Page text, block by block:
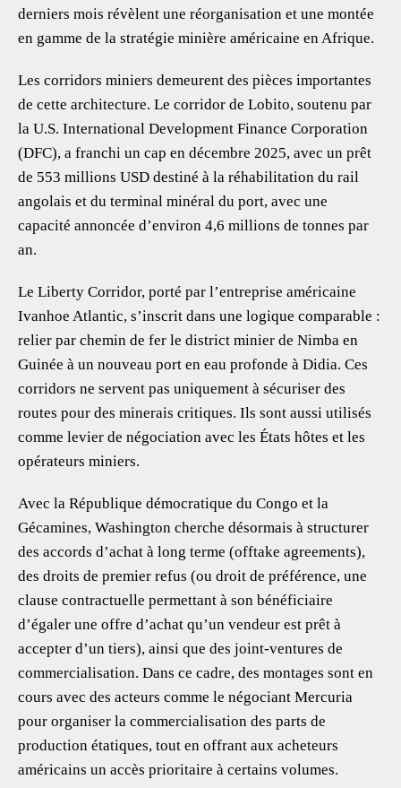
derniers mois révèlent une réorganisation et une montée
en gamme de la stratégie minière américaine en Afrique.
Les corridors miniers demeurent des pièces importantes
de cette architecture. Le corridor de Lobito, soutenu par
la U.S. International Development Finance Corporation
(DFC), a franchi un cap en décembre 2025, avec un prêt
de 553 millions USD destiné à la réhabilitation du rail
angolais et du terminal minéral du port, avec une
capacité annoncée d’environ 4,6 millions de tonnes par
an.
Le Liberty Corridor, porté par l’entreprise américaine
Ivanhoe Atlantic, s’inscrit dans une logique comparable :
relier par chemin de fer le district minier de Nimba en
Guinée à un nouveau port en eau profonde à Didia. Ces
corridors ne servent pas uniquement à sécuriser des
routes pour des minerais critiques. Ils sont aussi utilisés
comme levier de négociation avec les États hôtes et les
opérateurs miniers.
Avec la République démocratique du Congo et la
Gécamines, Washington cherche désormais à structurer
des accords d’achat à long terme (offtake agreements),
des droits de premier refus (ou droit de préférence, une
clause contractuelle permettant à son bénéficiaire
d’égaler une offre d’achat qu’un vendeur est prêt à
accepter d’un tiers), ainsi que des joint-ventures de
commercialisation. Dans ce cadre, des montages sont en
cours avec des acteurs comme le négociant Mercuria
pour organiser la commercialisation des parts de
production étatiques, tout en offrant aux acheteurs
américains un accès prioritaire à certains volumes.